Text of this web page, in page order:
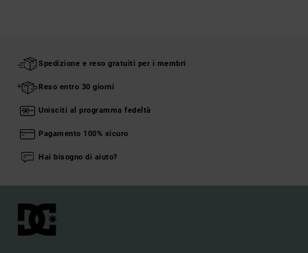
Spedizione e reso gratuiti per i membri
Reso entro 30 giorni
Unisciti al programma fedeltà
Pagamento 100% sicuro
Hai bisogno di aiuto?